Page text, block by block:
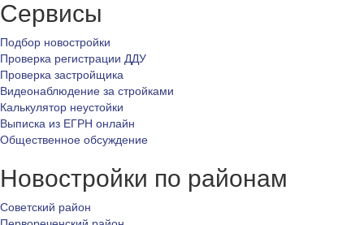
Сервисы
Подбор новостройки
Проверка регистрации ДДУ
Проверка застройщика
Видеонаблюдение за стройками
Калькулятор неустойки
Выписка из ЕГРН онлайн
Общественное обсуждение
Новостройки по районам
Советский район